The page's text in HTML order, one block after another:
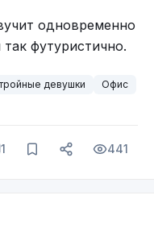
одновременно
футуристично.
девушки
Офис
1 441